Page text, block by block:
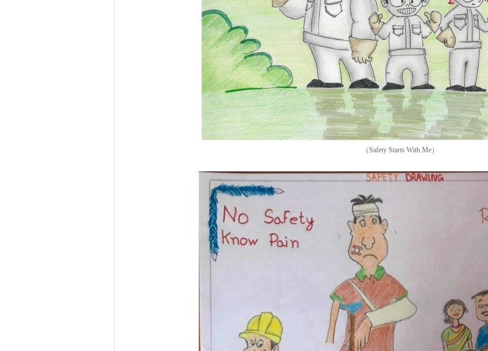
（Safety Starts With Me）